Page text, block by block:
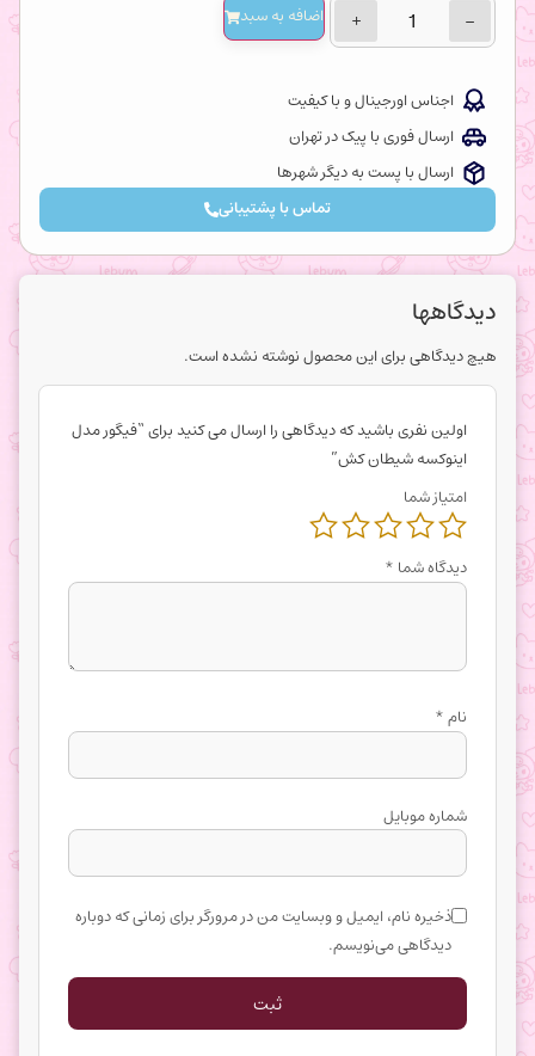
−
+ اضافه‌ به سبد
اجناس اورجینال و با کیفیت
ارسال فوری با پیک در تهران
ارسال با پست به دیگر شهرها
تماس با پشتیبانی
دیدگاهها
هیچ دیدگاهی برای این محصول نوشته نشده است.
اولین نفری باشید که دیدگاهی را ارسال می کنید برای “فیگور مدل
اینوکسه شیطان کش”
امتیاز شما
دیدگاه شما *
نام*
شماره موبایل
ذخیره نام، ایمیل و وبسایت من در مرورگر برای زمانی که دوباره
دیدگاهی می‌نویسم.